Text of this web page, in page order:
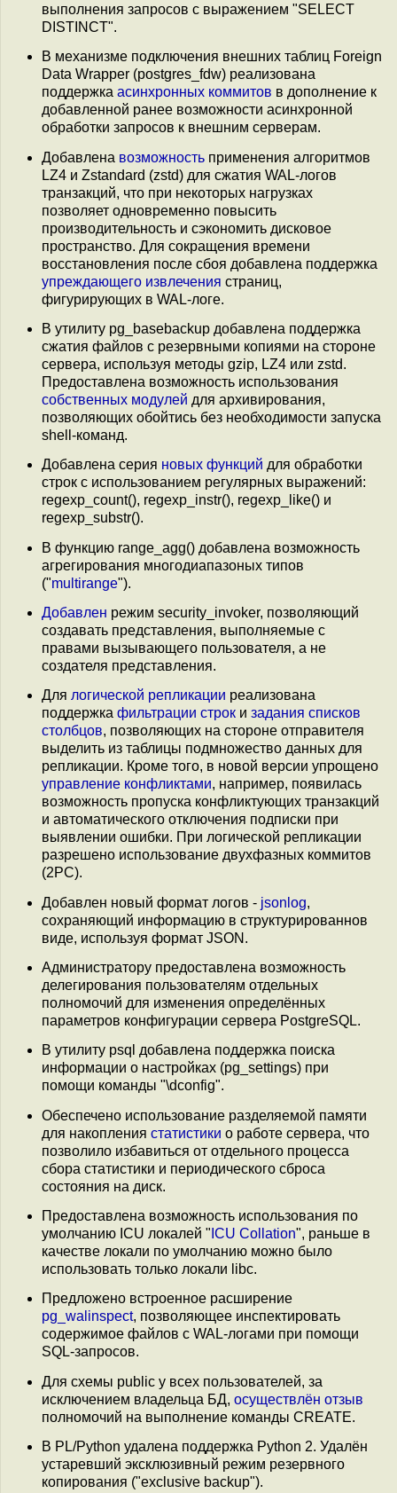
выполнения запросов c выражением "SELECT
DISTINCT".
В механизме подключения внешних таблиц Foreign
Data Wrapper (postgres_fdw) реализована
поддержка асинхронных коммитов в дополнение к
добавленной ранее возможности асинхронной
обработки запросов к внешним серверам.
Добавлена возможность применения алгоритмов
LZ4 и Zstandard (zstd) для сжатия WAL-логов
транзакций, что при некоторых нагрузках
позволяет одновременно повысить
производительность и сэкономить дисковое
пространство. Для сокращения времени
восстановления после сбоя добавлена поддержка
упреждающего извлечения страниц,
фигурирующих в WAL-логе.
В утилиту pg_basebackup добавлена поддержка
сжатия файлов с резервными копиями на стороне
сервера, используя методы gzip, LZ4 или zstd.
Предоставлена возможность использования
собственных модулей для архивирования,
позволяющих обойтись без необходимости запуска
shell-команд.
Добавлена серия новых функций для обработки
строк с использованием регулярных выражений:
regexp_count(), regexp_instr(), regexp_like() и
regexp_substr().
В функцию range_agg() добавлена возможность
агрегирования многодиапазоных типов
("multirange").
Добавлен режим security_invoker, позволяющий
создавать представления, выполняемые с
правами вызывающего пользователя, а не
создателя представления.
Для логической репликации реализована
поддержка фильтрации строк и задания списков
столбцов, позволяющих на стороне отправителя
выделить из таблицы подмножество данных для
репликации. Кроме того, в новой версии упрощено
управление конфликтами, например, появилась
возможность пропуска конфликтующих транзакций
и автоматического отключения подписки при
выявлении ошибки. При логической репликации
разрешено использование двухфазных коммитов
(2PC).
Добавлен новый формат логов - jsonlog,
сохраняющий информацию в структурированнов
виде, используя формат JSON.
Администратору предоставлена возможность
делегирования пользователям отдельных
полномочий для изменения определённых
параметров конфигурации сервера PostgreSQL.
В утилиту psql добавлена поддержка поиска
информации о настройках (pg_settings) при
помощи команды "\dconfig".
Обеспечено использование разделяемой памяти
для накопления статистики о работе сервера, что
позволило избавиться от отдельного процесса
сбора статистики и периодического сброса
состояния на диск.
Предоставлена возможность использования по
умолчанию ICU локалей " ICU Collation", раньше в
качестве локали по умолчанию можно было
использовать только локали libc.
Предложено встроенное расширение
pg_walinspect, позволяющее инспектировать
содержимое файлов с WAL-логами при помощи
SQL-запросов.
Для схемы public у всех пользователей, за
исключением владельца БД, осуществлён отзыв
полномочий на выполнение команды CREATE.
В PL/Python удалена поддержка Python 2. Удалён
устаревший эксклюзивный режим резервного
копирования ("exclusive backup").